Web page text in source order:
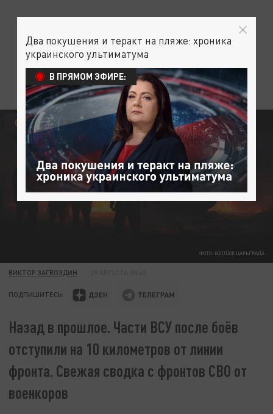
ФОТО: КОЛЛАЖ ЦАРЬГРАДА
СВОДКИ С ФРОНТА
ВИКТОР ЗАГВОЗДИН
ПОДПИШИТЕСЬ:
Назад в прошлое. Части ВСУ после боёв
отступили на 10 километров от линии
фронта. Свежая сводка с фронтов СВО от
военкоров
Два покушения и теракт на пляже: хроника
украинского ультиматума
В ПРЯМОМ ЭФИРЕ: